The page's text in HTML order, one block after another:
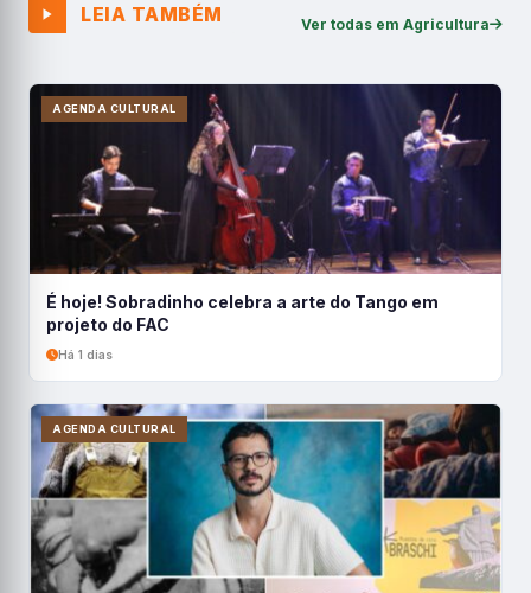
LEIA TAMBÉM Ver todas em Agricultura
AGENDA CULTURAL
É hoje! Sobradinho celebra a arte do Tango em
projeto do FAC
Há 1 dias
AGENDA CULTURAL